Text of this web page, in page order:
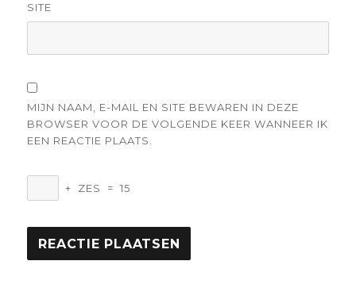
SITE
MIJN NAAM, E-MAIL EN SITE BEWAREN IN DEZE
BROWSER VOOR DE VOLGENDE KEER WANNEER IK
EEN REACTIE PLAATS.
+ ZES = 15